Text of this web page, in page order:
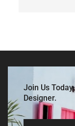
Join Us
Designer.